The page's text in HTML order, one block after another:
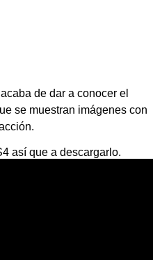
acaba de dar a conocer el
se muestran imágenes con
así que a descargarlo.